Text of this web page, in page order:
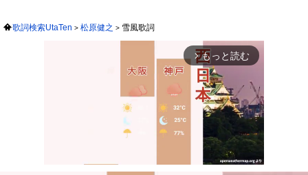
歌詞検索UtaTen 松原健之 雪風歌詞
arrow_forward_ios もっと読む